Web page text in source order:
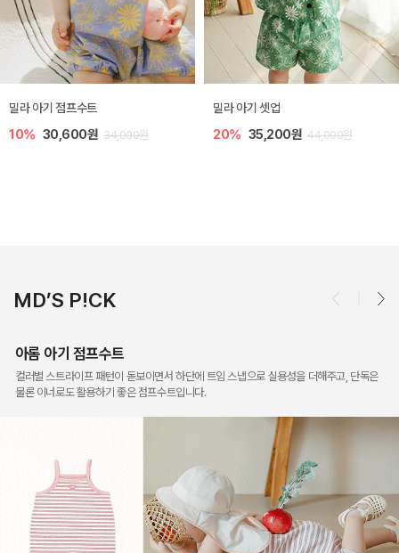
토닉 아기 민소매 티셔츠
20% 11,200원 14,000원
베티 니트 아기 민소매 티셔츠
10% 24,300원 27,000원
MD’S P!CK
아롬 아기 점프수트
컬러별 스트라이프 패턴이 돋보이면서 하단에 트임 스냅으로 실용성을 더해주고, 단독은
물론 이너로도 활용하기 좋은 점프수트입니다.